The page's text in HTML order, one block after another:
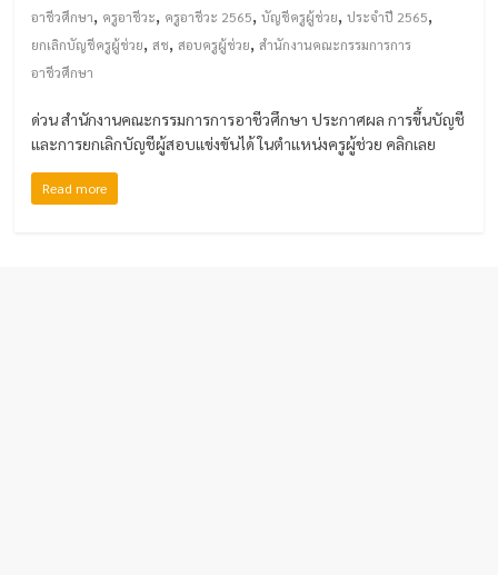
อาชีวศึกษา, ครูอาชีวะ, ครูอาชีวะ 2565,บัญชีครูผู้ช่วย,ประจำปี 2565,
ยกเลิกบัญชีครูผู้ช่วย,สช,สอบครูผู้ช่วย,สำนักงานคณะกรรมการการ
อาชีวศึกษา
ด่วน สำนักงานคณะกรรมการการอาชีวศึกษา ประกาศผล การขึ้นบัญชี
และการยกเลิกบัญชีผู้สอบแข่งขันได้ ในตำแหน่งครูผู้ช่วย คลิกเลย
Read more